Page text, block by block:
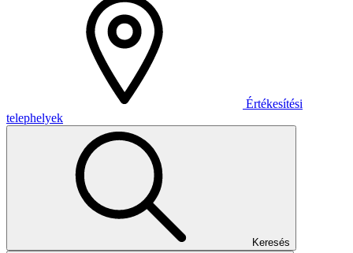
Értékesítési
telephelyek
Keresés